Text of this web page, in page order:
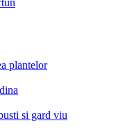
plantelor
si gard viu